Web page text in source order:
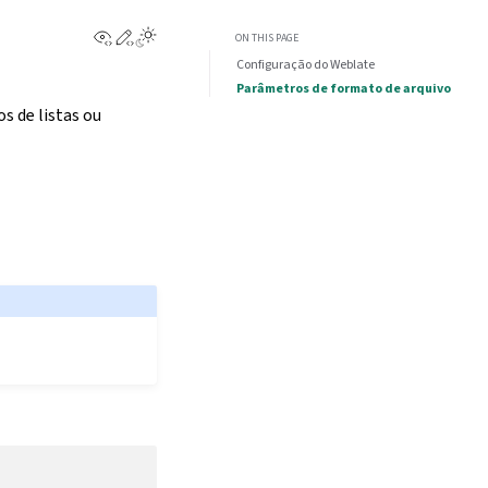
View this page
Edit this page
de listas ou
ON THIS PAGE
Configuração do Weblate
Parâmetros de formato de arquivo